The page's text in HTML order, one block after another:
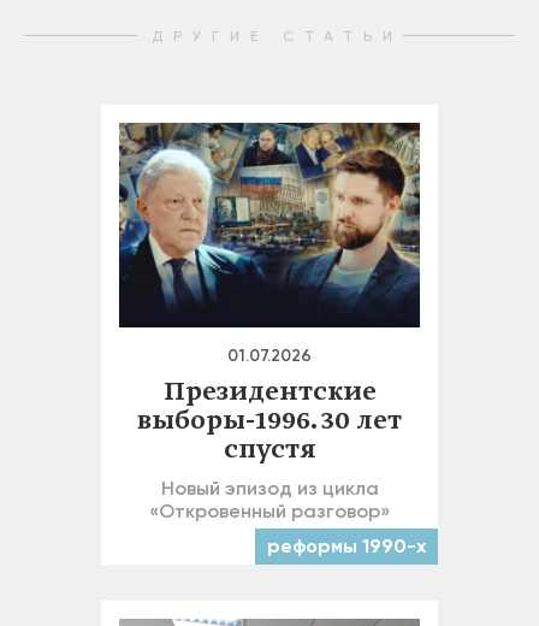
ДРУГИЕ СТАТЬИ
01.07.2026
Президентские
выборы-1996. 30 лет
спустя
Новый эпизод из цикла
«Откровенный разговор»
реформы 1990-х